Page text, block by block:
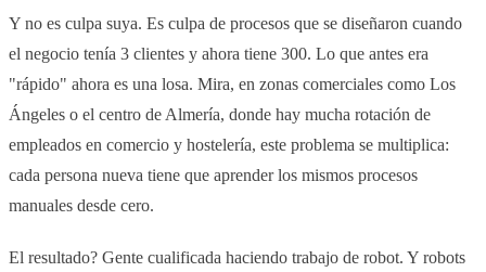
Y no es culpa suya. Es culpa de procesos que se diseñaron cuando
el negocio tenía 3 clientes y ahora tiene 300. Lo que antes era
"rápido" ahora es una losa. Mira, en zonas comerciales como Los
Ángeles o el centro de Almería, donde hay mucha rotación de
empleados en comercio y hostelería, este problema se multiplica:
cada persona nueva tiene que aprender los mismos procesos
manuales desde cero.
El resultado? Gente cualificada haciendo trabajo de robot. Y robots